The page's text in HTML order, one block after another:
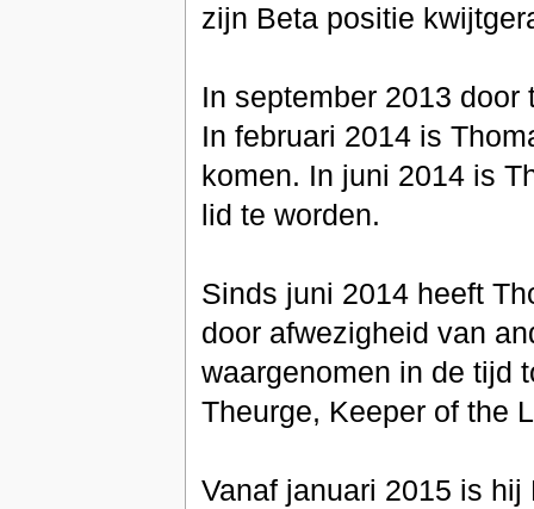
zijn Beta positie
In september 2013
In februari 2014 is
komen. In juni 2014 is
lid te worden.
Sinds juni 2014 heeft
door afwezigheid van
waargenomen in de tijd
Theurge, Keeper of the
Vanaf januari 2015 is